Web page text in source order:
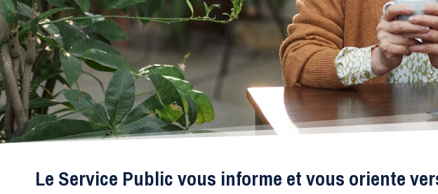
Le Service Public vous informe et vous oriente